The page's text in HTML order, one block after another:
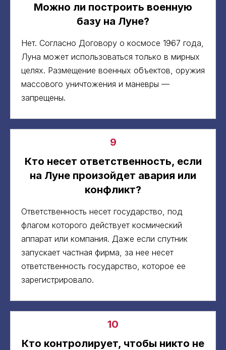
Можно ли построить военную
базу на Луне?
Нет. Согласно Договору о космосе 1967 года,
Луна может использоваться только в мирных
целях. Размещение военных объектов, оружия
массового уничтожения и маневры —
запрещены.
9
Кто несет ответственность, если
на Луне произойдет авария или
конфликт?
Ответственность несет государство, под
флагом которого действует космический
аппарат или компания. Даже если спутник
запускает частная фирма, за нее несет
ответственность государство, которое ее
зарегистрировало.
10
Кто контролирует, чтобы никто не